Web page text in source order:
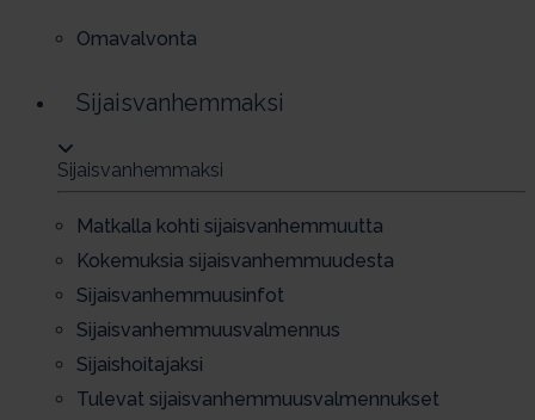
Omavalvonta
Si­jais­van­hem­mak­si
Si­jais­van­hem­mak­si
Mat­kal­la koh­ti si­jais­van­hem­muut­ta
Kokemuksia sijaisvanhemmuudesta
Si­jais­van­hem­muu­sin­fot
Si­jais­van­hem­muus­val­men­nus
Sijaishoitajaksi
Tu­le­vat si­jais­van­hem­muus­val­men­nuk­set